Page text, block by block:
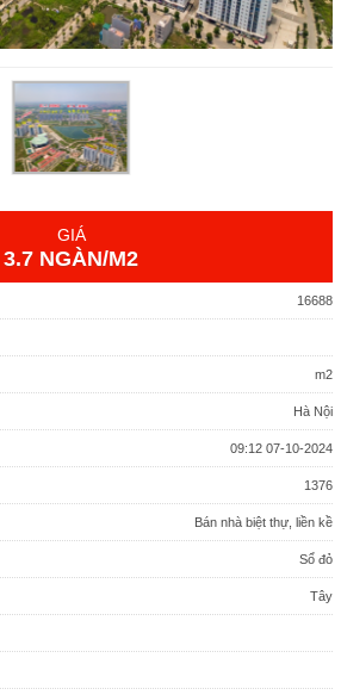
GIÁ
3.7 NGÀN/M2
16688
m2
Hà Nội
09:12 07-10-2024
1376
Bán nhà biệt thự, liền kề
Sổ đỏ
Tây